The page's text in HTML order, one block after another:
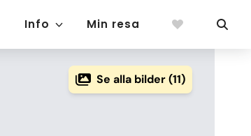
Info Min resa
Se alla bilder (11)